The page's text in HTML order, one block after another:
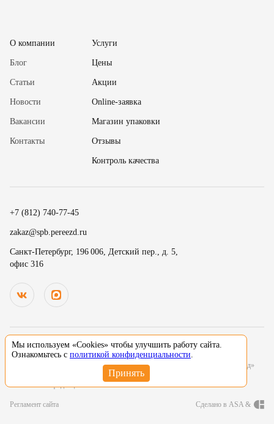
О компании
Блог
Статьи
Новости
Вакансии
Контакты
Услуги
Цены
Акции
Online-заявка
Магазин упаковки
Отзывы
Контроль качества
+7 (812) 740-77-45
zakaz@spb.pereezd.ru
Санкт-Петербург, 196 006, Детский пер., д. 5,
офис 316
© 2000-2026 Деликатный переезд зарегистрированный товарный знак. Все
исключительные права принадлежат ООО «Деликатный переезд Северо-Запад»
Политика конфиденциальности
Регламент сайта Сделано в ASA &
Номер телефона
ремя для звонка
18
19
20
9
11
13
15
16
15
00
00
15
30
Нажимая на кнопку «Оставить заявку», вы даете согласие
на обработку персональных данных
Нажимая на кнопку «Оплатить», вы принимаете условия
даете согласие
Мы используем «Cookies» чтобы улучшить работу сайта.
Ознакомьтесь с политикой конфиденциальности.